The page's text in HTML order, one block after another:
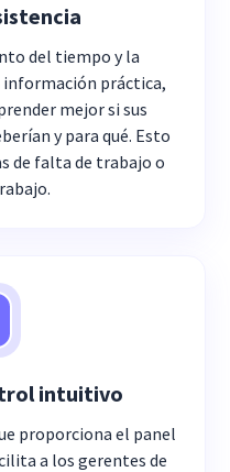
del tiempo y la
información práctica,
mejor si sus
y para qué. Esto
de falta de trabajo o
intuitivo
proporciona el panel
a los gerentes de